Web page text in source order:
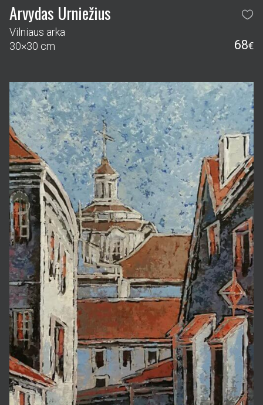
Arvydas Urniežius
Vilniaus arka
30×30 cm
68€